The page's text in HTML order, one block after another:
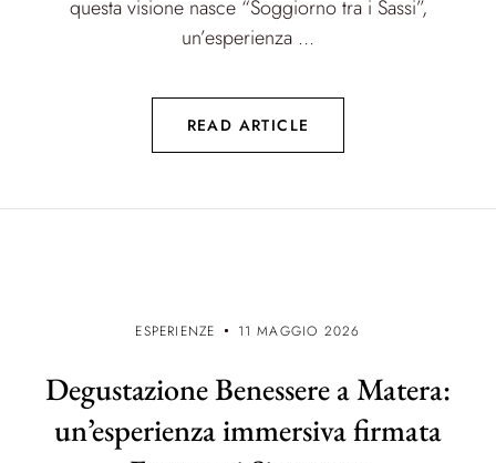
questa visione nasce “Soggiorno tra i Sassi”,
un’esperienza ...
READ ARTICLE
ESPERIENZE 11 MAGGIO 2026
Degustazione Benessere a Matera:
un’esperienza immersiva firmata